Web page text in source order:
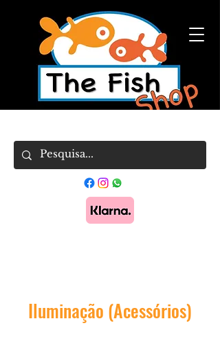
Iluminação (Acessórios)